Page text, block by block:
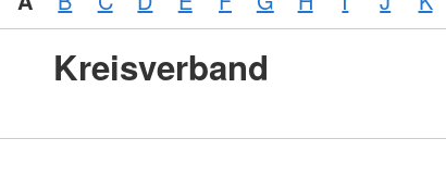
Kreisverband